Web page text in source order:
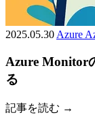
2025.05.30 Azure
Azure Monitor
る
記事を読む →